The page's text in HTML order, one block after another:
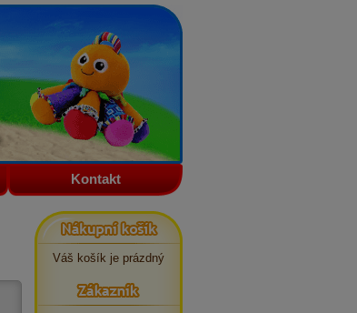
Kontakt
Nákupní košík
Váš košík je prázdný
Zákazník